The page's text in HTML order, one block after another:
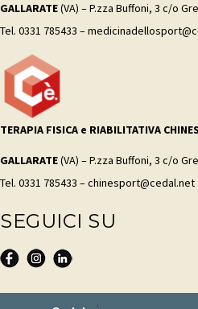
GALLARATE(VA) – P.zza Buffoni, 3 c/o
Tel. 0331 785433 –
TERAPIA FISICA e RIABILITATIVA
GALLARATE(VA) – P.zza Buffoni, 3 c/o
Tel. 0331 785433 – chinesport@cedal.net
SEGUICI SU